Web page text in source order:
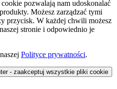
pozwalają nam udoskonalać
Możesz zarządzać tymi
przycisk. W każdej chwili możesz
stronie i odpowiednio je
Polityce prywatności.
- zaakceptuj wszystkie pliki cookie